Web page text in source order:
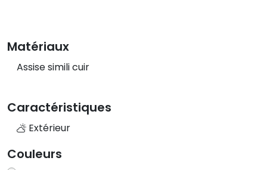
Matériaux
Assise simili cuir
Caractéristiques
Extérieur
Couleurs